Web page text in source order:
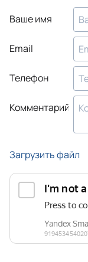
Ваше имя
Email
Телефон
Комментарий
Загрузить файл